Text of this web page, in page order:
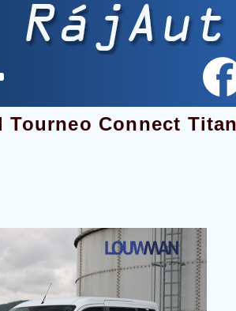
Tourneo Connect